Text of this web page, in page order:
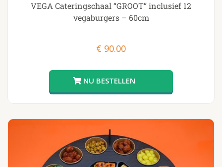
VEGA Cateringschaal “GROOT” inclusief 12
vegaburgers – 60cm
€ 90.00